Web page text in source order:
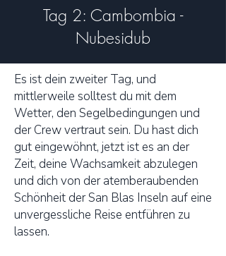
Tag 2: Cambombia -
Nubesidub
Es ist dein zweiter Tag, und
mittlerweile solltest du mit dem
Wetter, den Segelbedingungen und
der Crew vertraut sein. Du hast dich
gut eingewöhnt, jetzt ist es an der
Zeit, deine Wachsamkeit abzulegen
und dich von der atemberaubenden
Schönheit der San Blas Inseln auf eine
unvergessliche Reise entführen zu
lassen.